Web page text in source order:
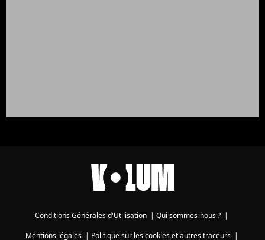
Conditions Générales d'Utilisation | Qui sommes-nous ? |
Mentions légales| Politique sur les cookies et autres traceurs|